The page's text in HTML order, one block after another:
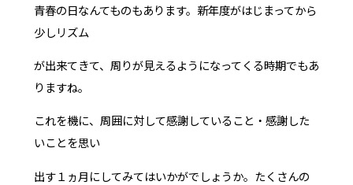
青春の日なんてものもあります。新年度がはじまってから
少しリズム
が出来てきて、周りが見えるようになってくる時期でもあ
りますね。
これを機に、周囲に対して感謝していること・感謝した
いことを思い
出す１ヵ月にしてみてはいかがでしょうか。たくさんの